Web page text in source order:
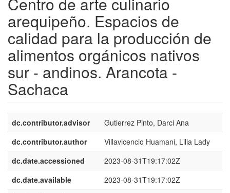
arequipeño. Espacios de
calidad para la producción de
alimentos orgánicos nativos
sur - andinos. Arancota -
Sachaca
dc.contributor.advisor
Gutierrez Pinto, Darci Ana
dc.contributor.author
Villavicencio Huamani, Lilia Lady
dc.date.accessioned
2023-08-31T19:17:02Z
dc.date.available
2023-08-31T19:17:02Z